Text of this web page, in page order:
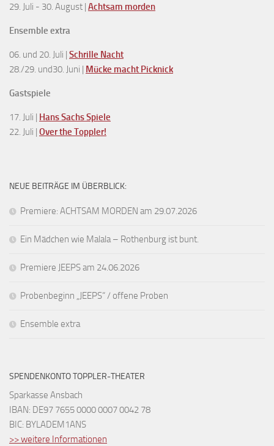
29. Juli - 30. August | Achtsam morden
Ensemble extra
06. und 20. Juli | Schrille Nacht
28./29. und30. Juni | Mücke macht Picknick
Gastspiele
17. Juli | Hans Sachs Spiele
22. Juli | Over the Toppler!
NEUE BEITRÄGE IM ÜBERBLICK:
Premiere: ACHTSAM MORDEN am 29.07.2026
Ein Mädchen wie Malala – Rothenburg ist bunt.
Premiere JEEPS am 24.06.2026
Probenbeginn „JEEPS“ / offene Proben
Ensemble extra
SPENDENKONTO TOPPLER-THEATER
Sparkasse Ansbach
IBAN: DE97 7655 0000 0007 0042 78
BIC: BYLADEM1ANS
>> weitere Informationen